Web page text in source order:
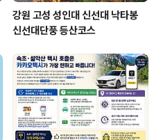
강원 고성 성인대 신선대 낙타봉
신선대단풍 등산코스